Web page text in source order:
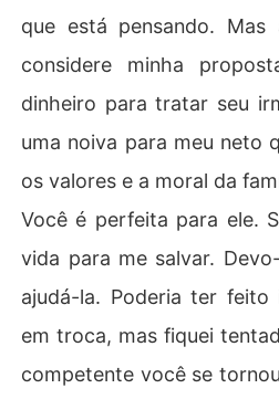
que está pensando. Mas
considere minha
dinheiro para tratar seu
uma noiva para meu neto
os valores e a moral da
Você é perfeita para ele.
vida para me salvar.
ajudá-la. Poderia ter feito
em troca, mas fiquei
competente você se